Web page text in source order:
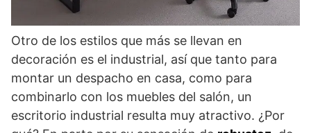
Otro de los estilos que más se llevan en
decoración es el industrial, así que tanto para
montar un despacho en casa, como para
combinarlo con los muebles del salón, un
escritorio industrial resulta muy atractivo. ¿Por